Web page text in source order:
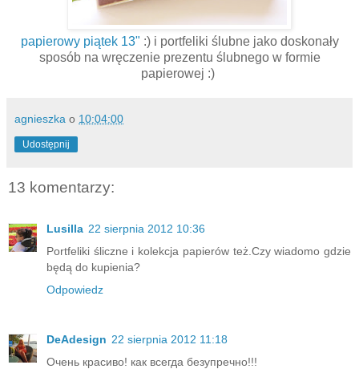
papierowy piątek 13" :) i portfeliki ślubne jako doskonały
sposób na wręczenie prezentu ślubnego w formie
papierowej :)
agnieszka o 10:04:00
Udostępnij
13 komentarzy:
Lusilla 22 sierpnia 2012 10:36
Portfeliki śliczne i kolekcja papierów też.Czy wiadomo gdzie
będą do kupienia?
Odpowiedz
DeAdesign 22 sierpnia 2012 11:18
Очень красиво! как всегда безупречно!!!